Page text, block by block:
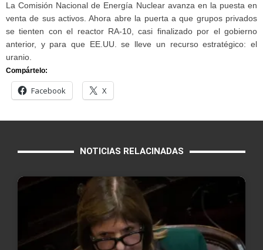
La Comisión Nacional de Energía Nuclear avanza en la puesta en
venta de sus activos. Ahora abre la puerta a que grupos privados
se tienten con el reactor RA-10, casi finalizado por el gobierno
anterior, y para que EE.UU. se lleve un recurso estratégico: el
uranio.
Compártelo:
Facebook X
NOTICIAS RELACINADAS